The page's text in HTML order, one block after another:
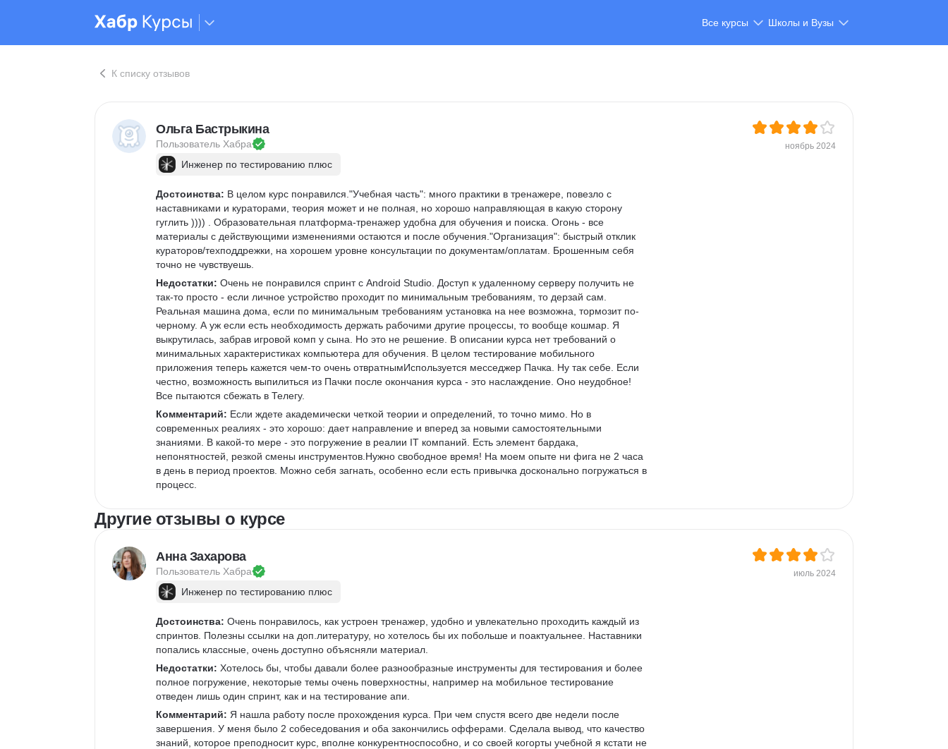
Все курсы Школы и Вузы
К списку отзывов
Ольга Бастрыкина
Пользователь Хабра ноябрь 2024
Инженер по тестированию плюс
Достоинства: В целом курс понравился."Учебная часть": много практики в тренажере, повезло с
наставниками и кураторами, теория может и не полная, но хорошо направляющая в какую сторону
гуглить )))) . Образовательная платформа-тренажер удобна для обучения и поиска. Огонь - все
материалы с действующими изменениями остаются и после обучения."Организация": быстрый отклик
кураторов/техподдрежки, на хорошем уровне консультации по документам/оплатам. Брошенным себя
точно не чувствуешь.
Недостатки: Очень не понравился спринт с Android Studio. Доступ к удаленному серверу получить не
так-то просто - если личное устройство проходит по минимальным требованиям, то дерзай сам.
Реальная машина дома, если по минимальным требованиям установка на нее возможна, тормозит по-
черному. А уж если есть необходимость держать рабочими другие процессы, то вообще кошмар. Я
выкрутилась, забрав игровой комп у сына. Но это не решение. В описании курса нет требований о
минимальных характеристиках компьютера для обучения. В целом тестирование мобильного
приложения теперь кажется чем-то очень отвратнымИспользуется месседжер Пачка. Ну так себе. Если
честно, возможность выпилиться из Пачки после окончания курса - это наслаждение. Оно неудобное!
Все пытаются сбежать в Телегу.
Комментарий: Если ждете академически четкой теории и определений, то точно мимо. Но в
современных реалиях - это хорошо: дает направление и вперед за новыми самостоятельными
знаниями. В какой-то мере - это погружение в реалии IT компаний. Есть элемент бардака,
непонятностей, резкой смены инструментов.Нужно свободное время! На моем опыте ни фига не 2 часа
в день в период проектов. Можно себя загнать, особенно если есть привычка досконально погружаться в
процесс.
Другие отзывы о курсе
Анна Захарова
Пользователь Хабра июль 2024
Инженер по тестированию плюс
Достоинства: Очень понравилось, как устроен тренажер, удобно и увлекательно проходить каждый из
спринтов. Полезны ссылки на доп.литературу, но хотелось бы их побольше и поактуальнее. Наставники
попались классные, очень доступно объясняли материал.
Недостатки: Хотелось бы, чтобы давали более разнообразные инструменты для тестирования и более
полное погружение, некоторые темы очень поверхностны, например на мобильное тестирование
отведен лишь один спринт, как и на тестирование апи.
Комментарий: Я нашла работу после прохождения курса. При чем спустя всего две недели после
завершения. У меня было 2 собеседования и оба закончились офферами. Сделала вывод, что качество
знаний, которое преподносит курс, вполне конкурентноспособно, и со своей когорты учебной я кстати не